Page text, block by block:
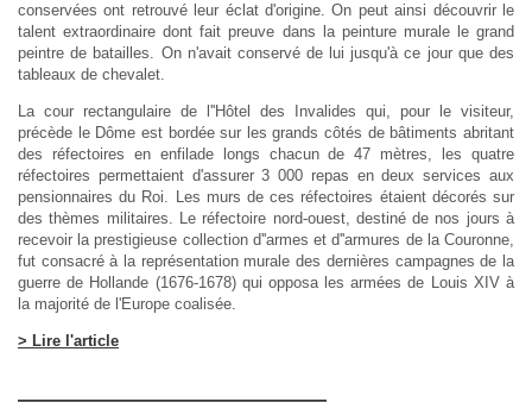
conservées ont retrouvé leur éclat d'origine. On peut ainsi découvrir le
talent extraordinaire dont fait preuve dans la peinture murale le grand
peintre de batailles. On n'avait conservé de lui jusqu'à ce jour que des
tableaux de chevalet.
La cour rectangulaire de l''Hôtel des Invalides qui, pour le visiteur,
précède le Dôme est bordée sur les grands côtés de bâtiments abritant
des réfectoires en enfilade longs chacun de 47 mètres, les quatre
réfectoires permettaient d'assurer 3 000 repas en deux services aux
pensionnaires du Roi. Les murs de ces réfectoires étaient décorés sur
des thèmes militaires. Le réfectoire nord-ouest, destiné de nos jours à
recevoir la prestigieuse collection d''armes et d''armures de la Couronne,
fut consacré à la représentation murale des dernières campagnes de la
guerre de Hollande (1676-1678) qui opposa les armées de Louis XIV à
la majorité de l'Europe coalisée.
> Lire l'article